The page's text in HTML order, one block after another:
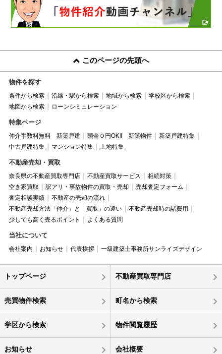
このページの先頭へ
物件を探す
条件から検索 沿線・駅から検索 地域から検索
学校区から検索
地図から検索
ローンシミュレーション
特集ページ
仲介手数料無料 新築戸建 頭金０円OK!! 新築物件
新築戸建特集
中古戸建特集
マンション特集 土地特集
不動産売却・買取
奈良県の不動産買取専門店 不動産買取サービス
相続対策
空き家買取
訳アリ・事故物件の買取・売却
売却査定フォーム
査定相談実績
不動産の売却の流れ
不動産売却方法「仲介」と「買取」の違い
不動産売却時の諸費用
少しでも高く売るポイント
よくある質問
当社について
会社案内 お知らせ 代表挨拶 一級建築士事務所サンライズデザイン
トップページ 不動産買取専門店
売買物件検索 町名から検索
学区から検索 物件閲覧履歴
お知らせ 会社概要